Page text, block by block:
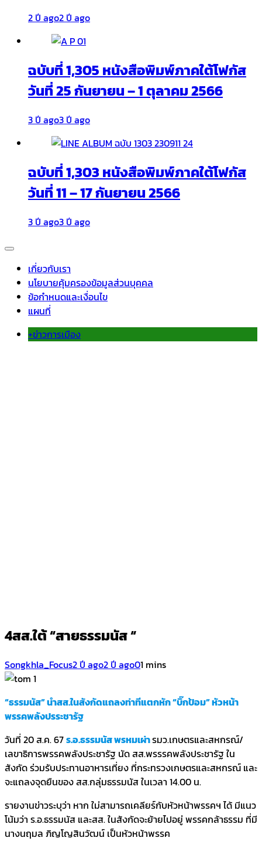
2 ปี ago2 ปี ago
ฉบับที่ 1,305 หนังสือพิมพ์ภาคใต้โฟกัส
วันที่ 25 กันยายน – 1 ตุลาคม 2566
3 ปี ago3 ปี ago
ฉบับที่ 1,303 หนังสือพิมพ์ภาคใต้โฟกัส
วันที่ 11 – 17 กันยายน 2566
3 ปี ago3 ปี ago
เกี่ยวกับเรา
นโยบายคุ้มครองข้อมูลส่วนบุคคล
ข้อกำหนดและเงื่อนไข
แผนที่
+ข่าวการเมือง
4สส.ใต้ “สายธรรมนัส “
Songkhla_Focus2 ปี ago2 ปี ago01 mins
“ธรรมนัส” นำสส.ในสังกัดแถลงท่าทีแตกหัก “บิ๊กป้อม” หัวหน้า
พรรคพลังปรระชารัฐ
วันที่ 20 ส.ค. 67ร.อ.ธรรมนัส พรหมเผ่ารมว.เกษตรและสหกรณ์/
เลขาธิการพรรคพลังประชารัฐ นัด สส.พรรรคพลังประชารัฐ ใน
สังกัด ร่วมรับประทานอาหารเที่ยง ที่กระทรวงเกษตรและสหกรณ์ และ
จะแถลงจุดยืนของ สส.กลุ่มธรรมนัส ในเวลา 14.00 น.
รายงานข่าวระบุว่า หาก ใม่สามารถเคลียร์กับหัวหน้าพรรคฯ ได้ มีแนว
โน้มว่า ร.อ.ธรรมนัส และสส. ในสังกัดจะย้ายไปอยู่ พรรคกล้าธรรม ที่มี
นางนฤมล ภิญโญสินวัฒน์ เป็นหัวหน้าพรรค